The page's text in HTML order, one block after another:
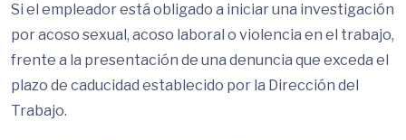
Si el empleador está obligado a iniciar una investigación
por acoso sexual, acoso laboral o violencia en el trabajo,
frente a la presentación de una denuncia que exceda el
plazo de caducidad establecido por la Dirección del
Trabajo.